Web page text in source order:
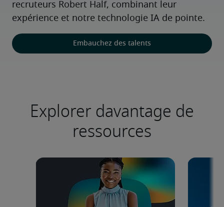
recruteurs Robert Half, combinant leur
expérience et notre technologie IA de pointe.
Embauchez des talents
Explorer davantage de
ressources